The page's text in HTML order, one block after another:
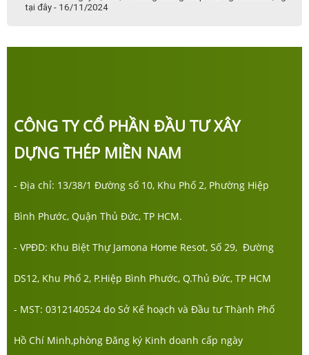
tại đây - 16/11/2024
CÔNG TY CỔ PHẦN ĐẦU TƯ XÂY
DỰNG THÉP MIỀN NAM
- Địa chỉ: 13/38/1 Đường số 10, Khu Phố 2, Phường Hiệp
Bình Phước, Quận Thủ Đức, TP HCM.
- VPĐD: Khu Biệt Thự Jamona Home Resot, Số 29, Đường
DS12, Khu Phố 2, P.Hiệp Bình Phước, Q.Thủ Đức, TP HCM
- MST: 0312140524 do Sở Kế hoạch và Đầu tư Thành Phố
Hồ Chí Minh,phòng Đăng ký Kinh doanh cấp ngày